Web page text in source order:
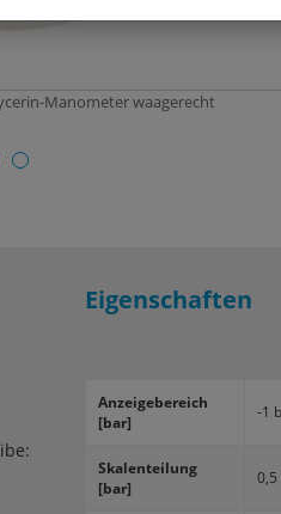
Manometer waagerecht
Eigenschaften
An­zei­ge­be­reich
[bar]
-1
Ska­len­tei­lung
[bar]
0,5